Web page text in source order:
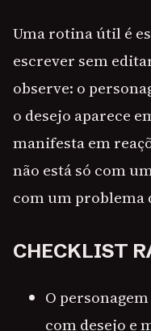
Uma rotina útil é
escrever sem
observe: o
o desejo aparece
manifesta em
não está só com
com um problema
CHECKLIST
O
com desejo e